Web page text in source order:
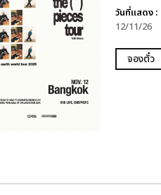
วันที่แสดง :
12/11/26
จองตั๋ว